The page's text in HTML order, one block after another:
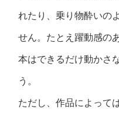
れたり、乗り物酔いの
せん。たとえ躍動感の
本はできるだけ動かさ
う。
ただし、作品によって